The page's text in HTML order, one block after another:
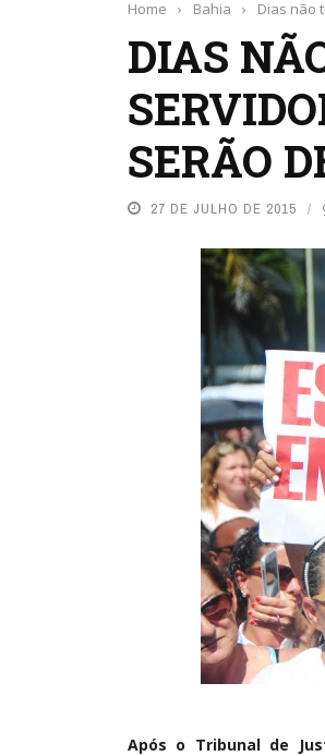
Home › Bahia › Dias não
DIAS
SERÃO
27 DE JULHO DE 2015
Após o Tribunal de